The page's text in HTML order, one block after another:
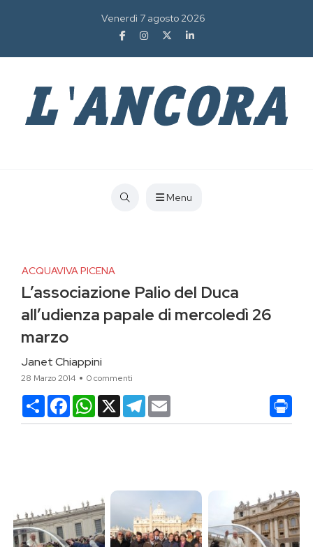
Venerdì 7 agosto 2026
Menu
ACQUAVIVA PICENA
L’associazione Palio del Duca
all’udienza papale di mercoledì 26
marzo
Janet Chiappini
28 Marzo 2014 0 commenti
CondividiFacebookWhatsApp
X Telegram